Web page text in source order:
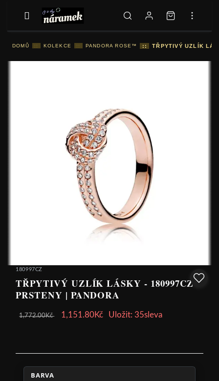
DOMŮ :: KOLEKCE :: PANDORA ROSE™ :: TŘPYTIVÝ UZLÍK
180997CZ
TŘPYTIVÝ UZLÍK LÁSKY - 180997CZ -
PRSTENY | PANDORA
1,772.00Kč 1,151.80Kč Uložit: 35sleva
BARVA